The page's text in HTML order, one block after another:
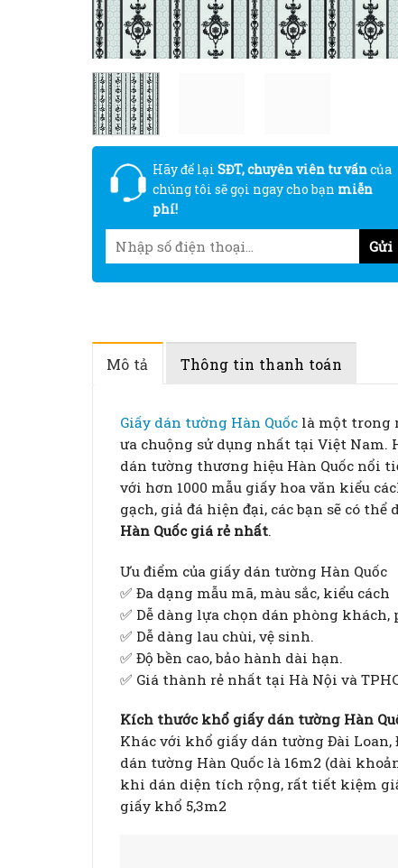
Hãy để lại SĐT, chuyên viên tư vấncủa
chúng tôi sẽ gọi ngay cho bạn miễn
phí!
Mô tả Thông tin thanh toán
Giấy dán tường Hàn Quốc là một trong
ưa chuộng sử dụng nhất tại Việt Nam.
dán tường thương hiệu Hàn Quốc nổi
với hơn 1000 mẫu giấy hoa văn kiểu
gạch, giả đá hiện đại, các bạn sẽ có
Hàn Quốc giá rẻ nhất.
Ưu điểm của giấy dán tường Hàn Quốc
✅ Đa dạng mẫu mã, màu sắc, kiểu cách
✅ Dễ dàng lựa chọn dán phòng
✅ Dễ dàng lau chùi, vệ sinh.
✅ Độ bền cao, bảo hành dài hạn.
✅ Giá thành rẻ nhất tại Hà Nội và
Kích thước khổ giấy dán tường Hàn
Khác với khổ giấy dán tường Đài Loan,
dán tường Hàn Quốc là 16m2 (dài
khi dán diện tích rộng, rất tiết kiệm
giấy khổ 5,3m2